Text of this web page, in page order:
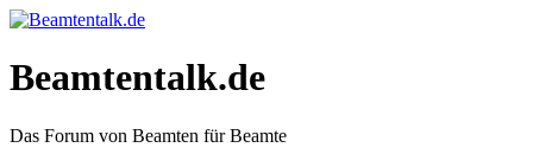
Beamtentalk.de
Das Forum von Beamten für Beamte